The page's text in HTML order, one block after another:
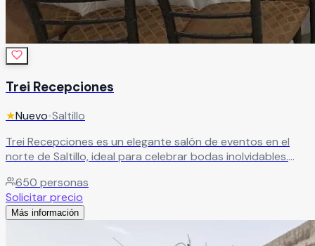
Trei Recepciones
★Nuevo•Saltillo
Trei Recepciones es un elegante salón de eventos en el
norte de Saltillo, ideal para celebrar bodas inolvidables.
amplio y sofisticado, junto con un servicio integral que
cuida cada detalle para hacer de tu gran día una
experiencia única.
650 personas
Solicitar precio
Más información